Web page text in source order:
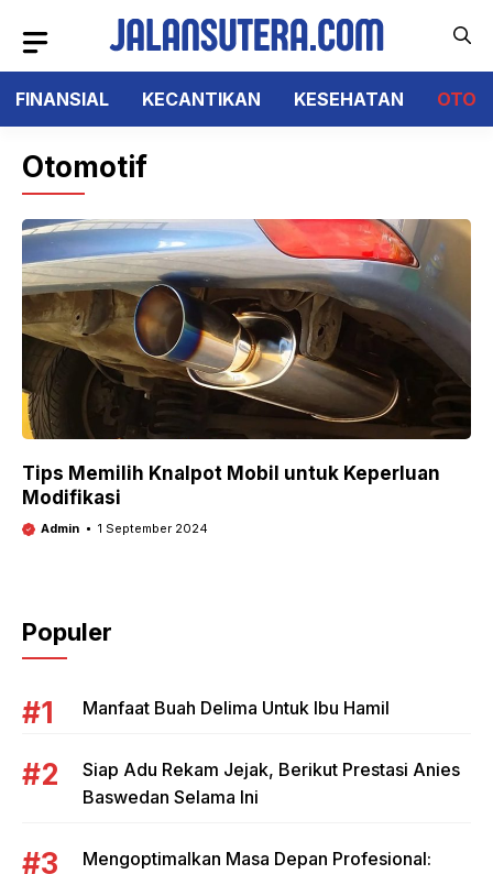
isi
FINANSIAL
KECANTIKAN KESEHATAN OTO
Otomotif
Tips Memilih Knalpot Mobil untuk Keperluan
Modifikasi
Admin 1 September 2024
Populer
Manfaat Buah Delima Untuk Ibu Hamil
Siap Adu Rekam Jejak, Berikut Prestasi Anies
Baswedan Selama Ini
Mengoptimalkan Masa Depan Profesional: